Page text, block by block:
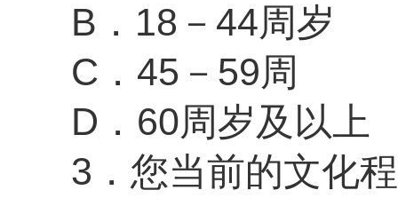
B．18－44周岁
C．45－59周
D．60周岁及以上
3．您当前的文化